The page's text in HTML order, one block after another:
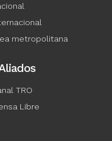
metropolitana
TRO
Libre